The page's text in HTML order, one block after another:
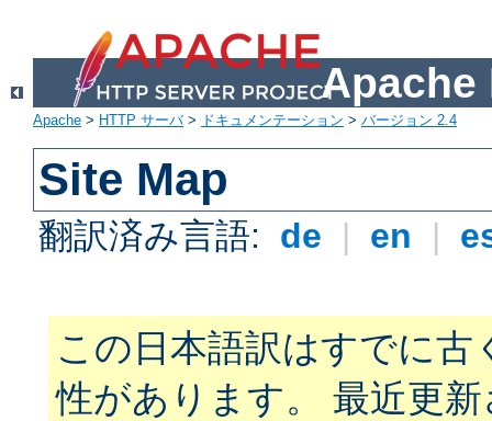
Apache
Apache > HTTP サーバ> ドキュメンテーション > バージョン 2.4
Site Map
翻訳済み言語: de | en |
この日本語訳はすでに古
性があります。 最近更